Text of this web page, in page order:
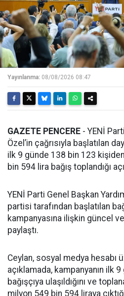
Yayınlanma: 08/08/2026 08:47
GAZETE PENCERE - YENİ
Özel’in çağrısıyla başlatılan
ilk 9 günde 138 bin 123
bin 594 lira bağış toplandığı
YENİ Parti Genel Başkan
partisi tarafından başlatılan
kampanyasına ilişkin güncel
paylaştı.
Ceylan, sosyal medya hesabı
açıklamada, kampanyanın ilk
bağışçıya ulaşıldığını ve
milyon 549 bin 594 liraya